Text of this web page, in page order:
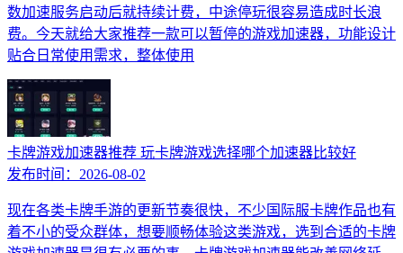
数加速服务启动后就持续计费，中途停玩很容易造成时长浪
费。今天就给大家推荐一款可以暂停的游戏加速器，功能设计
贴合日常使用需求，整体使用
卡牌游戏加速器推荐 玩卡牌游戏选择哪个加速器比较好
发布时间： 2026-08-02
现在各类卡牌手游的更新节奏很快，不少国际服卡牌作品也有
着不小的受众群体，想要顺畅体验这类游戏，选到合适的卡牌